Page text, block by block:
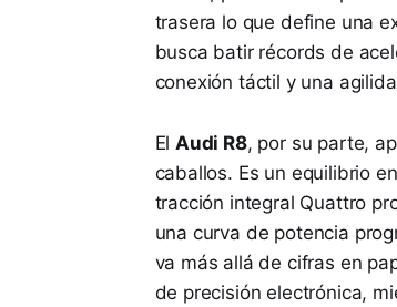
trasera lo que define una
busca batir récords de
conexión táctil y una
El Audi R8, por su parte,
caballos. Es un equilibrio
tracción integral Quattro
una curva de potencia
va más allá de cifras en
de precisión electrónica,